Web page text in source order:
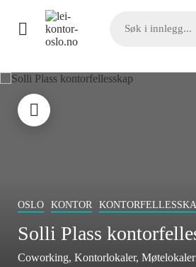
OSLO KONTOR
Solli Plass
Coworking Kontorlokaler Møtelokaler